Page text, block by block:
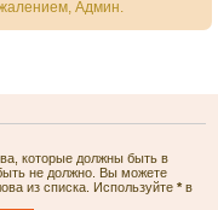
Админ.
которые должны быть в
не должно. Вы можете
из списка. Используйте *в